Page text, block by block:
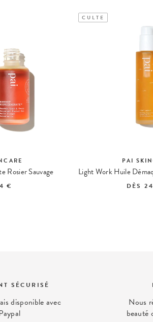
Rosier Sauvage
€
CULTE
PAI
DÈS
SÉCURISÉ
disponible avec
Nous
beauté